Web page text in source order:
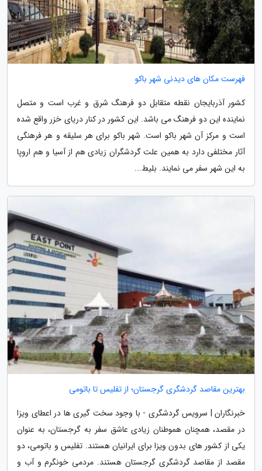
فهرست مکان های دیدنی شهر باکو
کشور آذربایجان نقطه متقابل دو فرهنگ شرق و غرب است و متصل
نماینده این دو فرهنگ می باشد. این کشور در کنار دریای خزر واقع شده
است و مرکز آن شهر باکو است. شهر باکو برای هر سلیقه و هر فرهنگی
آثار مختلفی دارد به همین علت گردشگران زیادی هم از آسیا و هم اروپا
به این شهر سفر می نمایند. بلیط...
بهترین مقاصد گردشگری گرجستان؛ از تفلیس تا باتومی
خبرنگاران | سرویس گردشگری - با وجود سخت گیری ها در اعطای ویزا
در مقصد، همچنان هموطنان زیادی عاشق سفر به گرجستان، به عنوان
یکی از کشور های بدون ویزا برای ایرانیان هستند. تفلیس و باتومی، دو
مقصد از مقاصد گردشگری گرجستان هستند. مردمی خونگرم و آب و